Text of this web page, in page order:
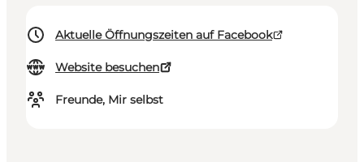
Aktuelle Öffnungszeiten auf Facebook
Website besuchen
Freunde, Mir selbst